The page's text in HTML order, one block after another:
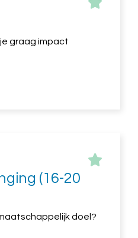
graag impact
(16-20
doel?